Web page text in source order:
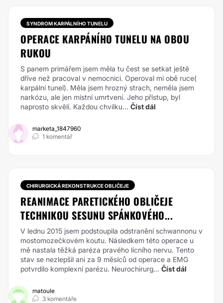
SYNDROM KARPÁLNÍHO TUNELU
OPERACE KARPÁNÍHO TUNELU NA OBOU
RUKOU
S panem primářem jsem měla tu čest se setkat ještě
dříve než pracoval v nemocnici. Operoval mi obě ruce(
karpální tunel). Měla jsem hrozný strach, neměla jsem
narkózu, ale jen místní umrtvení. Jeho přístup, byl
naprosto skvělí. Každou chvilku... Číst dál
marketa_1847960
1 komentář
CHIRURGICKÁ REKONSTRUKCE OBLIČEJE
REANIMACE PARETICKÉHO OBLIČEJE
TECHNIKOU SESUNU SPÁNKOVÉHO...
V lednu 2015 jsem podstoupila odstranění schwannonu v
mostomozečkovém koutu. Následkem této operace u
mě nastala těžká paréza pravého lícního nervu. Tento
stav se nezlepšil ani za 9 měsíců od operace a EMG
potvrdilo komplexní parézu. Neurochirurg... Číst dál
matoule
3 komentáře